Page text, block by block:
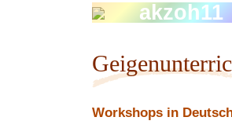
akzoh11
Workshops in